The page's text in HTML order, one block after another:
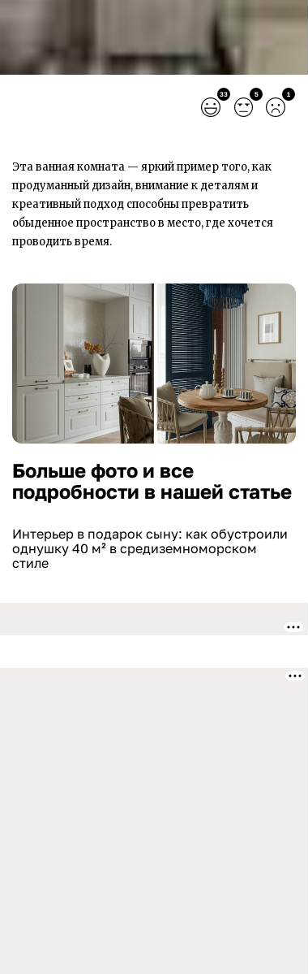
33 5 1
Эта ванная комната — яркий пример того, как
продуманный дизайн, внимание к деталям и
креативный подход способны превратить
обыденное пространство в место, где хочется
проводить время.
Больше фото и все
подробности в нашей статье
Интерьер в подарок сыну: как обустроили
однушку 40 м² в средиземноморском
стиле